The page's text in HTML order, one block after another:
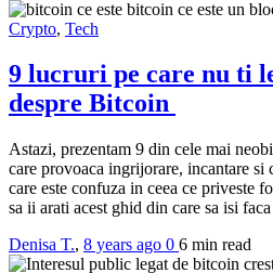
Crypto, Tech
9 lucruri pe care nu ti
despre Bitcoin
Astazi, prezentam 9 din cele mai
care provoaca ingrijorare, incantare si
care este confuza in ceea ce priveste
sa ii arati acest ghid din care sa isi
Denisa T., 8 years ago 0 6 min read